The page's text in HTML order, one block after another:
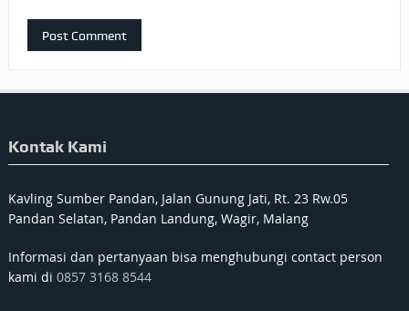
Kontak Kami
Kavling Sumber Pandan, Jalan Gunung Jati, Rt. 23 Rw.05
Pandan Selatan, Pandan Landung, Wagir, Malang
Informasi dan pertanyaan bisa menghubungi contact person
kami di 0857 3168 8544